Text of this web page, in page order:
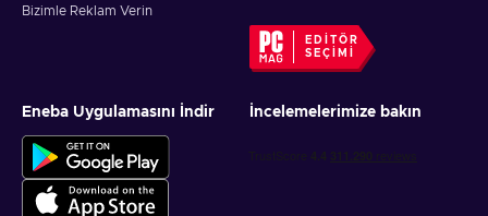
Bizimle Reklam Verin
EDITÖR
SEÇIMI
Eneba Uygulamasını İndir İncelemelerimize bakın